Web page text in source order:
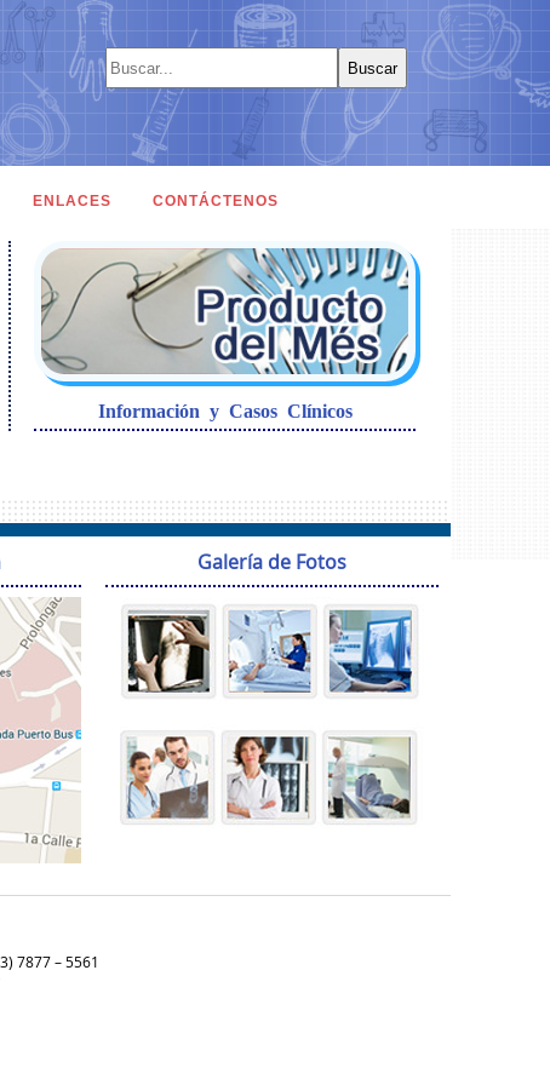
ENLACES CONTÁCTENOS
Información y Casos Clínicos
Galería de Fotos
7877 – 5561